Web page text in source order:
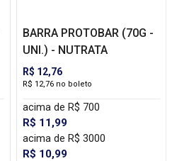
BARRA PROTOBAR (70G -
UNI.) - NUTRATA
R$ 12,76
R$ 12,76 no boleto
acima de R$ 700
R$ 11,99
acima de R$ 3000
R$ 10,99